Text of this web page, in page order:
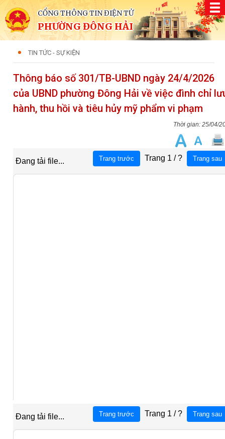
CỔNG THÔNG TIN ĐIỆN TỬ
PHƯỜNG ĐÔNG HẢI
TIN TỨC - SỰ KIỆN
Thông báo số 301/TB-UBND ngày 24/4/2026
của UBND phường Đông Hải về việc đình chỉ
hành, thu hồi và tiêu hủy mỹ phẩm vi phạm
25/04/